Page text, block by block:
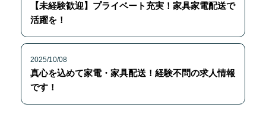
【未経験歓迎】プライベート充実！家具家電配送で
活躍を！
2025/10/08
真心を込めて家電・家具配送！経験不問の求人情報
です！